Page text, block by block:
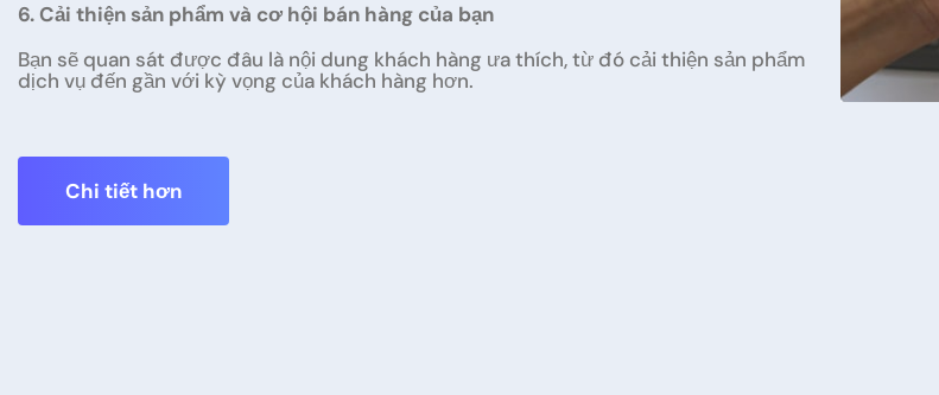
6. Cải thiện sản phẩm và cơ hội bán hàng của bạn
Bạn sẽ quan sát được đâu là nội dung khách hàng ưa thích, từ đó cải thiện sản phẩm
dịch vụ đến gần với kỳ vọng của khách hàng hơn.
Chi tiết hơn